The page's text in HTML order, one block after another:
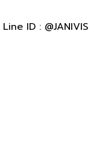
ID : @JANIVIS